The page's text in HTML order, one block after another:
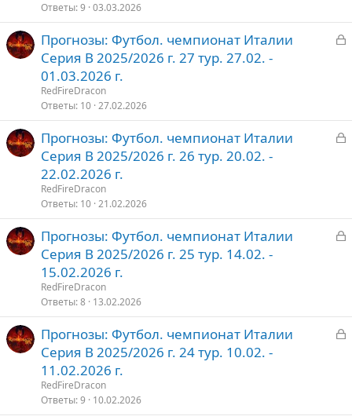
т
о
Ответы 9 03.03.2026
З
т
о
Прогнозы: Футбол. чемпионат Италии
Серия В 2025/2026 г. 27 тур. 27.02. -
01.03.2026 г.
RedFireDracon
Ответы 10 27.02.2026
З
т
о
Прогнозы: Футбол. чемпионат Италии
Серия В 2025/2026 г. 26 тур. 20.02. -
22.02.2026 г.
RedFireDracon
Ответы 10 21.02.2026
З
т
о
Прогнозы: Футбол. чемпионат Италии
Серия В 2025/2026 г. 25 тур. 14.02. -
15.02.2026 г.
RedFireDracon
Ответы 8 13.02.2026
З
т
Прогнозы: Футбол. чемпионат Италии
Серия В 2025/2026 г. 24 тур. 10.02. -
11.02.2026 г.
RedFireDracon
Ответы 9 10.02.2026